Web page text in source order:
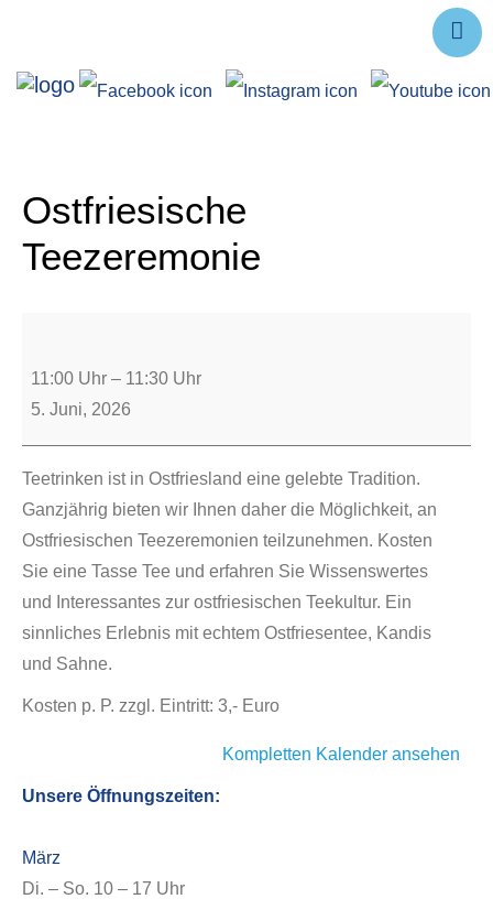
Forschung
Service
Ostfriesische
Teezeremonie
11:00 Uhr – 11:30 Uhr
5. Juni, 2026
Teetrinken ist in Ostfriesland eine gelebte Tradition.
Ganzjährig bieten wir Ihnen daher die Möglichkeit, an
Ostfriesischen Teezeremonien teilzunehmen. Kosten
Sie eine Tasse Tee und erfahren Sie Wissenswertes
und Interessantes zur ostfriesischen Teekultur. Ein
sinnliches Erlebnis mit echtem Ostfriesentee, Kandis
und Sahne.
Kosten p. P. zzgl. Eintritt: 3,- Euro
Kompletten Kalender ansehen
Unsere Öffnungszeiten:
März
Di. – So. 10 – 17 Uhr